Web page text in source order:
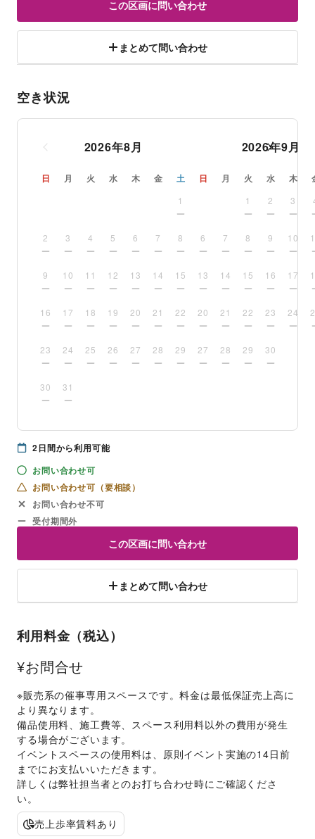
この区画に問い合わせ
まとめて問い合わせ
空き状況
2026年8月
日 月 火 水 木 金 土
1
2 3 4 5 6 7 8
9 10 11 12 13 14 15
16 17 18 19 20 21 22
23 24 25 26 27 28 29
30 31
2026年9月
日 月 火 水 木
1 2 3
6 7 8 9 10
13 14 15 16 17
20 21 22 23 24
27 28 29 30
2日間から利用可能
お問い合わせ可
お問い合わせ可（要相談）
お問い合わせ不可
受付期間外
この区画に問い合わせ
まとめて問い合わせ
利用料金（税込）
¥お問合せ
※販売系の催事専用スペースです。料金は最低保証売上高に
より異なります。
備品使用料、施工費等、スペース利用料以外の費用が発生
する場合がございます。
イベントスペースの使用料は、原則イベント実施の14日前
までにお支払いいただきます。
詳しくは弊社担当者とのお打ち合わせ時にご確認くださ
い。
売上歩率賃料あり